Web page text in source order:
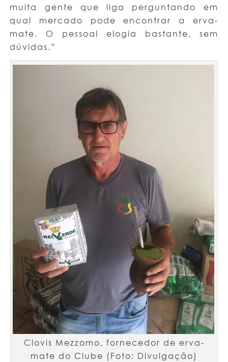
muita gente que liga perguntando em
qual mercado pode encontrar a erva-
mate. O pessoal elogia bastante, sem
dúvidas.”
Clovis Mezzomo, fornecedor de erva-
mate do Clube (Foto: Divulgação)